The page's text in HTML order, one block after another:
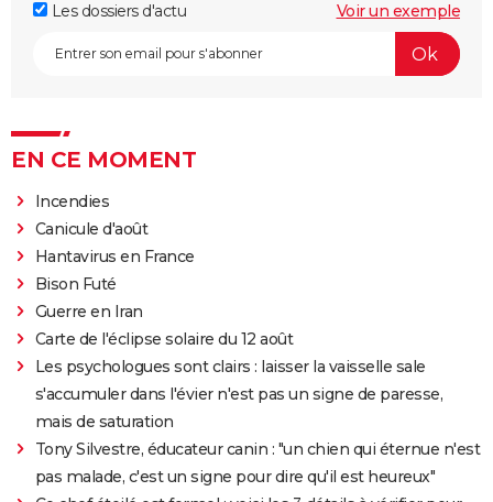
Les dossiers d'actu
Voir un exemple
EN CE MOMENT
Incendies
Canicule d'août
Hantavirus en France
Bison Futé
Guerre en Iran
Carte de l'éclipse solaire du 12 août
Les psychologues sont clairs : laisser la vaisselle sale
s'accumuler dans l'évier n'est pas un signe de paresse,
mais de saturation
Tony Silvestre, éducateur canin : "un chien qui éternue n'est
pas malade, c'est un signe pour dire qu'il est heureux"